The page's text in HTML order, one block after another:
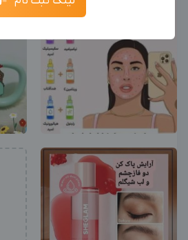
جدیدترین آگهی‌های استخدامی را ببینید
بزرگترین پیج ادمینی